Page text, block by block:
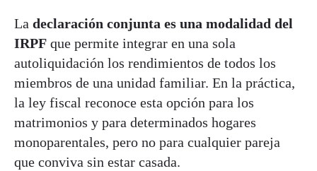
La declaración conjunta es una modalidad del
IRPF que permite integrar en una sola
autoliquidación los rendimientos de todos los
miembros de una unidad familiar. En la práctica,
la ley fiscal reconoce esta opción para los
matrimonios y para determinados hogares
monoparentales, pero no para cualquier pareja
que conviva sin estar casada.